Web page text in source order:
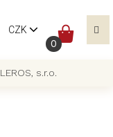
CZK
LEROS, s.r.o.